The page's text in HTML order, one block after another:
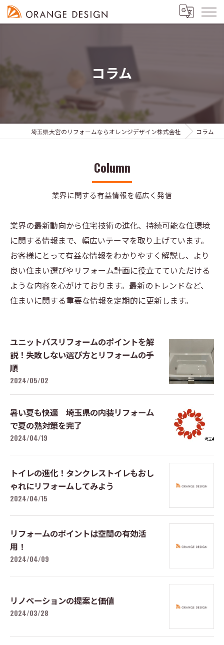
コラム
埼玉県大宮のリフォームならオレンジデザイン株式会社 コラム
Column
業界に関する有益情報を幅広く発信
業界の最新動向から住宅技術の進化、持続可能な住環境
に関する情報まで、幅広いテーマを取り上げています。
お客様にとって有益な情報をわかりやすく解説し、より
良い住まい選びやリフォーム計画に役立てていただける
ような内容を心がけております。最新のトレンドなど、
住まいに関する重要な情報を定期的に更新します。
ユニットバスリフォームのポイントを解
説！失敗しない選び方とリフォームの手
順
2024/05/02
暑い夏も快適 埼玉県の内装リフォーム
で夏の熱対策を完了
2024/04/19
トイレの進化！タンクレストイレもおし
ゃれにリフォームしてみよう
2024/04/15
リフォームのポイントは空間の有効活
用！
2024/04/09
リノベーションの提案と価値
2024/03/28